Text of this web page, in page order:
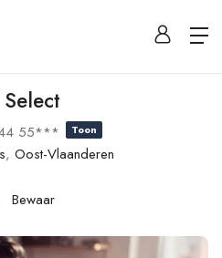
55*** Toon
, Oost-Vlaanderen
Bewaar